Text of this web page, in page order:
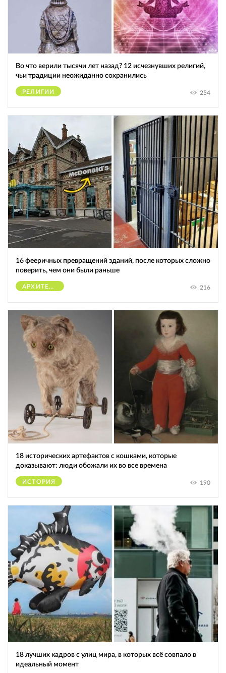
Во что верили тысячи лет назад? 12 исчезнувших религий,
чьи традиции неожиданно сохранились
РЕЛИГИИ 254
16 фееричных превращений зданий, после которых сложно
поверить, чем они были раньше
АРХИТЕКТУРА 216
18 исторических артефактов с кошками, которые
доказывают: люди обожали их во все времена
ИСТОРИЯ 190
18 лучших кадров с улиц мира, в которых всё совпало в
идеальный момент